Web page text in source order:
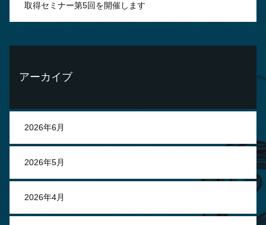
取得セミナー第5回を開催します
アーカイブ
2026年6月
2026年5月
2026年4月